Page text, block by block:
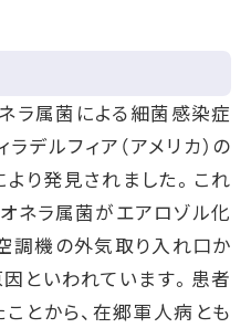
ラ属菌による細菌感染症
デルフィア（アメリカ）の
り発見されました。これ
ネラ属菌がエアロゾル化
調機の外気取り入れ口か
といわれています。患者
とから、在郷軍人病とも